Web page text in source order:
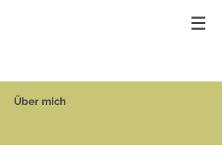
Über mich